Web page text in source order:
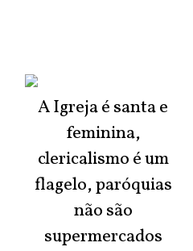
A Igreja é santa e
feminina,
clericalismo é um
flagelo, paróquias
não são
supermercados